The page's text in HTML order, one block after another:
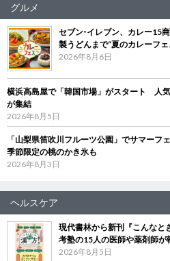
グルメ
セブン‐イレブン、カレー15
製うどんまで“夏のカレーフ
2026年8月6日
横浜高島屋で「韓国市場」がスタート 人
が集結
2026年8月5日
「山梨県笛吹川フルーツ公園」でサマーフ
季節限定の桃のかき氷も
2026年8月3日
ヘルスケア
現代書林から新刊『こんな
考塾の15人の医師や薬剤師が
2026年8月5日